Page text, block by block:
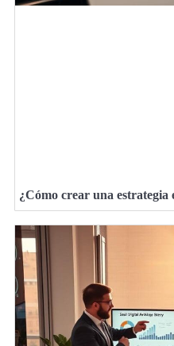
¿Cómo crear una estrategia